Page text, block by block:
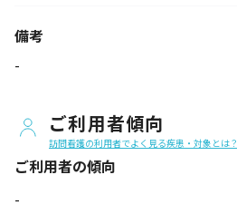
備考
-
ご利用者傾向
訪問看護の利用者でよく見る疾患・対象とは？
ご利用者の傾向
-